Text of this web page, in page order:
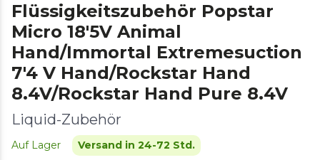
Flüssigkeitszubehör Popstar
Micro 18'5V Animal
Hand/Immortal Extremesuction
7'4 V Hand/Rockstar Hand
8.4V/Rockstar Hand Pure 8.4V
Liquid-Zubehör
Auf Lager Versand in 24-72 Std.